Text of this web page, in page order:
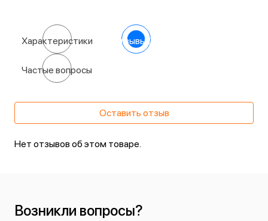
Характеристики Отзывы (0)
Частые вопросы
Оставить отзыв
Нет отзывов об этом товаре.
Возникли вопросы?